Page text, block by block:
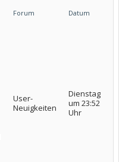
Forum Datum
User-
Neuigkeiten
Dienstag
um 23:52
Uhr